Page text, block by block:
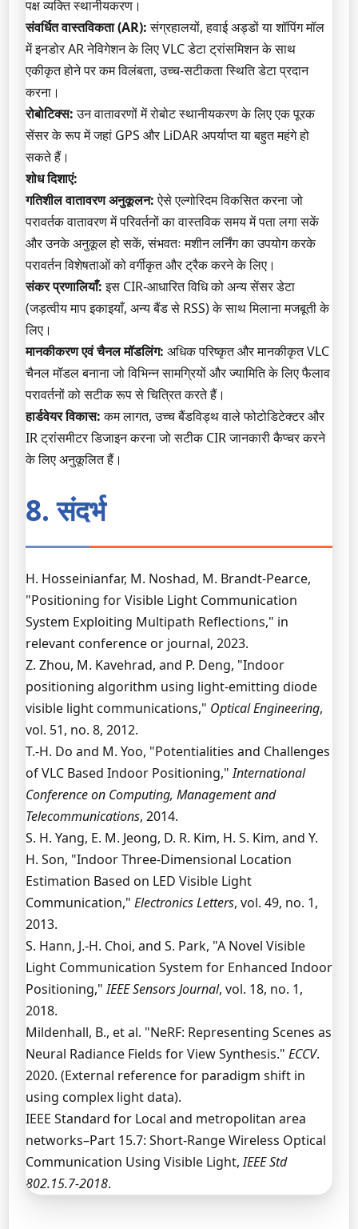
पक्ष व्यक्ति स्थानीयकरण।
संवर्धित वास्तविकता (AR):संग्रहालयों, हवाई अड्डों या शॉपिंग मॉल
में इनडोर AR नेविगेशन के लिए VLC डेटा ट्रांसमिशन के साथ
एकीकृत होने पर कम विलंबता, उच्च-सटीकता स्थिति डेटा प्रदान
करना।
रोबोटिक्स:उन वातावरणों में रोबोट स्थानीयकरण के लिए एक पूरक
सेंसर के रूप में जहां GPS और LiDAR अपर्याप्त या बहुत महंगे हो
सकते हैं।
शोध दिशाएं:
गतिशील वातावरण अनुकूलन:ऐसे एल्गोरिदम विकसित करना जो
परावर्तक वातावरण में परिवर्तनों का वास्तविक समय में पता लगा सकें
और उनके अनुकूल हो सकें, संभवतः मशीन लर्निंग का उपयोग करके
परावर्तन विशेषताओं को वर्गीकृत और ट्रैक करने के लिए।
संकर प्रणालियाँ:इस CIR-आधारित विधि को अन्य सेंसर डेटा
(जड़त्वीय माप इकाइयाँ, अन्य बैंड से RSS) के साथ मिलाना मजबूती के
लिए।
मानकीकरण एवं चैनल मॉडलिंग: अधिक परिष्कृत और मानकीकृत VLC
चैनल मॉडल बनाना जो विभिन्न सामग्रियों और ज्यामिति के लिए फैलाव
परावर्तनों को सटीक रूप से चित्रित करते हैं।
हार्डवेयर विकास:कम लागत, उच्च बैंडविड्थ वाले फोटोडिटेक्टर और
IR ट्रांसमीटर डिजाइन करना जो सटीक CIR जानकारी कैप्चर करने
के लिए अनुकूलित हैं।
8. संदर्भ
H. Hosseinianfar, M. Noshad, M. Brandt-Pearce,
"Positioning for Visible Light Communication
System Exploiting Multipath Reflections," in
relevant conference or journal, 2023.
Z. Zhou, M. Kavehrad, and P. Deng, "Indoor
positioning algorithm using light-emitting diode
visible light communications," Optical Engineering,
vol. 51, no. 8, 2012.
T.-H. Do and M. Yoo, "Potentialities and Challenges
of VLC Based Indoor Positioning,"International
Conference on Computing, Management and
Telecommunications, 2014.
S. H. Yang, E. M. Jeong, D. R. Kim, H. S. Kim, and Y.
H. Son, "Indoor Three-Dimensional Location
Estimation Based on LED Visible Light
Communication," Electronics Letters, vol. 49, no. 1,
2013.
S. Hann, J.-H. Choi, and S. Park, "A Novel Visible
Light Communication System for Enhanced Indoor
Positioning,"IEEE Sensors Journal, vol. 18, no. 1,
2018.
Mildenhall, B., et al. "NeRF: Representing Scenes as
Neural Radiance Fields for View Synthesis." ECCV.
2020. (External reference for paradigm shift in
using complex light data).
IEEE Standard for Local and metropolitan area
networks–Part 15.7: Short-Range Wireless Optical
Communication Using Visible Light,IEEE Std
802.15.7-2018.